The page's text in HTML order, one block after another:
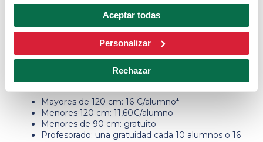
Aceptar todas
Personalizar
Rechazar
. La entrada incluye acceso al Parque de
atracciones, TibiBus y funicular del Tibidabo.
Mayores de 120 cm: 16 €/alumno*
Menores 120 cm: 11,60€/alumno
Menores de 90 cm: gratuito
Profesorado: una gratuidad cada 10 alumnos o 16